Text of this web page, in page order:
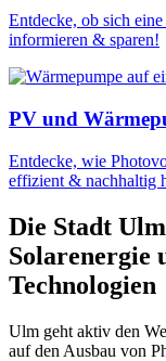
Entdecke, ob sich
informieren & sparen!
PV und
Entdecke, wie
effizient & nachhaltig
Die Stadt
Solarenergie
Technologien
Ulm geht aktiv den
auf den Ausbau von